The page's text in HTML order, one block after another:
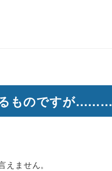
るものですが………
ません。